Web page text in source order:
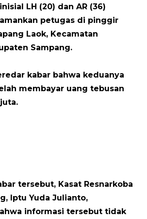
LH (20) dan AR (36)
petugas di pinggir
Laok, Kecamatan
Sampang.
kabar bahwa keduanya
membayar uang tebusan
tersebut, Kasat Resnarkoba
Iptu Yuda Julianto,
informasi tersebut tidak